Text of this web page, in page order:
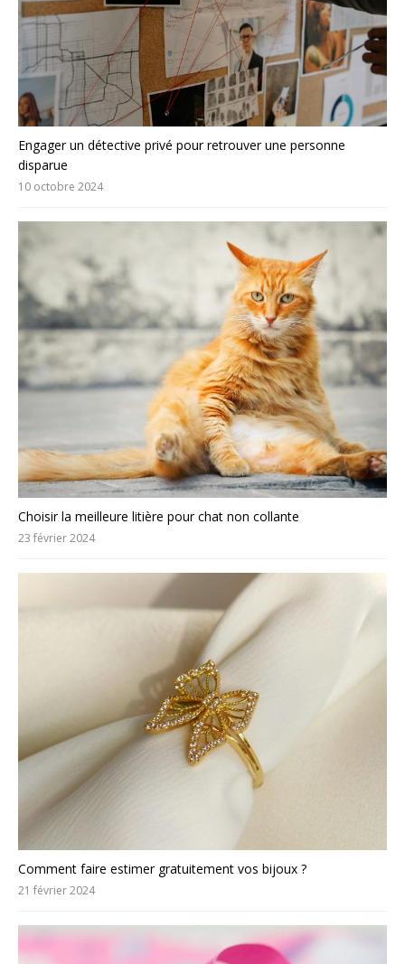
Engager un détective privé pour retrouver une personne
disparue
10 octobre 2024
Choisir la meilleure litière pour chat non collante
23 février 2024
Comment faire estimer gratuitement vos bijoux ?
21 février 2024